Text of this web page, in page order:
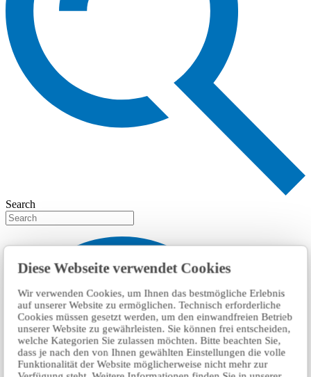
Diese Webseite verwendet Cookies
Wir verwenden Cookies, um Ihnen das bestmögliche Erlebnis
auf unserer Website zu ermöglichen. Technisch erforderliche
Cookies müssen gesetzt werden, um den einwandfreien Betrieb
unserer Website zu gewährleisten. Sie können frei entscheiden,
welche Kategorien Sie zulassen möchten. Bitte beachten Sie,
dass je nach den von Ihnen gewählten Einstellungen die volle
Funktionalität der Website möglicherweise nicht mehr zur
Search